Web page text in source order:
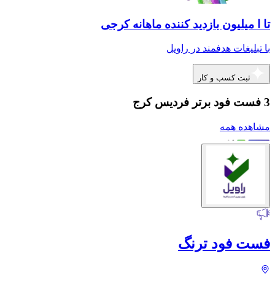
تا ا میلیون بازدید کننده ماهانه کرجی
با تبلیغات هدفمند در راویل
ثبت کسب و کار
3 فست فود برتر فردیس کرج
مشاهده همه
فست فود ترنگ